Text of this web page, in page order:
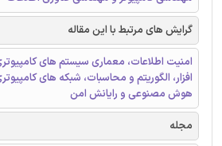
گرایش های مرتبط با این مقاله
امنیت اطلاعات، معماری سیستم های
افزار، الگوریتم و محاسبات، شبکه های
هوش مصنوعی و رایانش امن
مجله